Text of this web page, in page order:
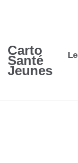
Carto
Santé
Jeunes